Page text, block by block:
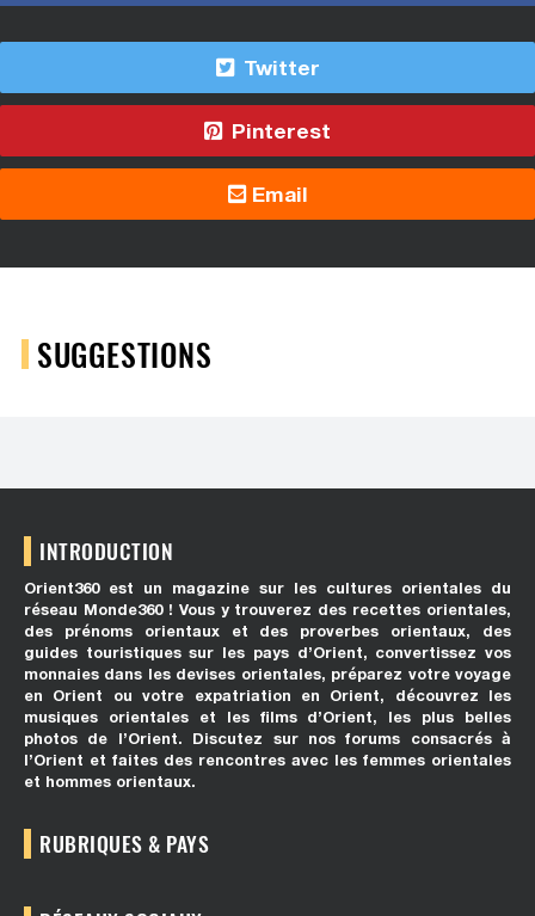
Twitter
Pinterest
Email
SUGGESTIONS
INTRODUCTION
Orient360 est un magazine sur les cultures orientales du
réseau Monde360 ! Vous y trouverez des recettes orientales,
des prénoms orientaux et des proverbes orientaux, des
guides touristiques sur les pays d’Orient, convertissez vos
monnaies dans les devises orientales, préparez votre voyage
en Orient ou votre expatriation en Orient, découvrez les
musiques orientales et les films d’Orient, les plus belles
photos de l’Orient. Discutez sur nos forums consacrés à
l’Orient et faites des rencontres avec les femmes orientales
et hommes orientaux.
RUBRIQUES & PAYS